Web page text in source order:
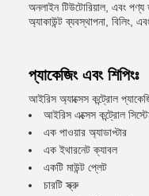
অনলাইন টিউটোরিয়াল, এবং পণ্য
অ্যাকাউন্ট ব্যবস্থাপনা, বিলিং,
প্যাকেজিং এবং শিপিংঃ
আইরিস অ্যাক্সেস কন্ট্রোল
আইরিস এক্সেস কন্ট্রোল
এক পাওয়ার অ্যাডাপ্টার
এক ইথারনেট ক্যাবল
একটি মাউন্ট প্লেট
চারটি স্ক্রু